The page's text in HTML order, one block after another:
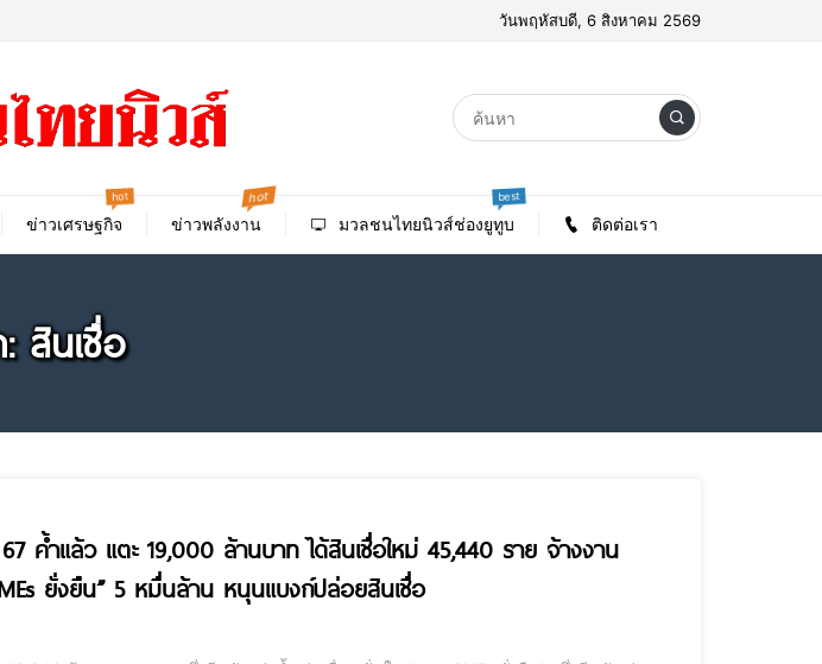
วันพฤหัสบดี, 6 สิงหาคม 2569
ข่าวเศรษฐกิจ
hot
ข่าวพลังงาน
hot
มวลชนไทยนิวส์ช่องยูทูบ
best
ติดต่อเรา
สินเชื่อ
ค้ำแล้ว แตะ 19,000 ล้านบาท ได้สินเชื่อใหม่ 45,440 ราย จ้างงาน
ยั่งยืน” 5 หมื่นล้าน หนุนแบงก์ปล่อยสินเชื่อ